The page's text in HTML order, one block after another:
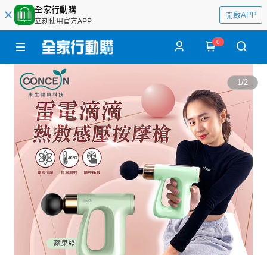
全家行動購
立刻使用官方APP
開啟APP
0
1/2